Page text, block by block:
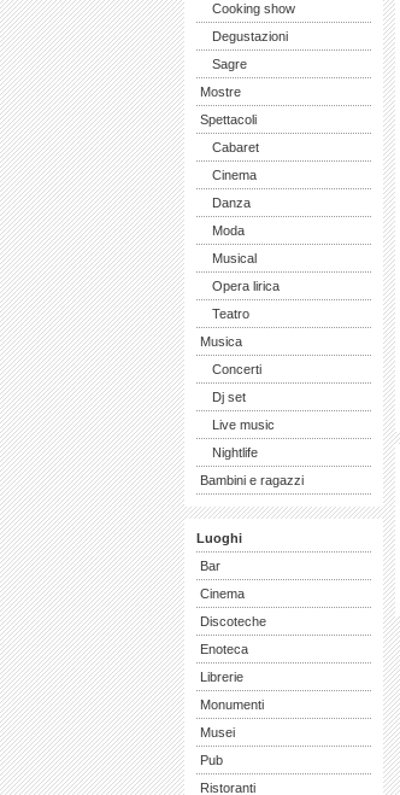
Cooking show
Degustazioni
Sagre
Mostre
Spettacoli
Cabaret
Cinema
Danza
Moda
Musical
Opera lirica
Teatro
Musica
Concerti
Dj set
Live music
Nightlife
Bambini e ragazzi
Luoghi
Bar
Cinema
Discoteche
Enoteca
Librerie
Monumenti
Musei
Pub
Ristoranti